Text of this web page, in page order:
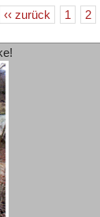
‹‹ zurück 1 2